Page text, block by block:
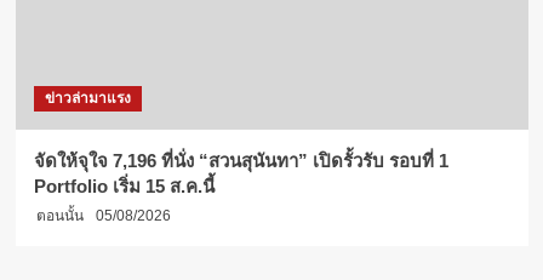
ข่าวล่ามาแรง
จัดให้จุใจ 7,196 ที่นั่ง “สวนสุนันทา” เปิดรั้วรับ รอบที่ 1
Portfolio เริ่ม 15 ส.ค.นี้
ตอนนั้น 05/08/2026